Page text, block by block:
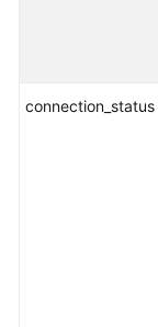
What's
connection_status